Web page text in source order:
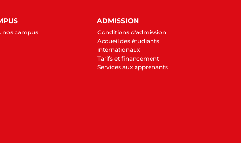
nos campus
ADMISSION
Conditions d'admission
Accueil des étudiants
internationaux
Tarifs et financement
Services aux apprenants